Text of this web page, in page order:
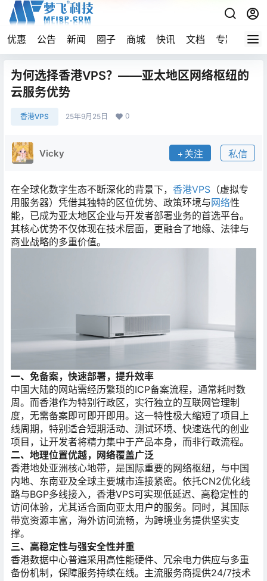
优惠 公告 新闻 圈子 商城 快讯 文档 专题 导航
为何选择香港VPS？——亚太地区网络枢纽的
云服务优势
香港VPS 25年9月25日 0
Vicky 关注 私信
在全球化数字生态不断深化的背景下， 香港VPS （虚拟专
用服务器）凭借其独特的区位优势、政策环境与网络性
能，已成为亚太地区企业与开发者部署业务的首选平台。
其核心优势不仅体现在技术层面，更融合了地缘、法律与
商业战略的多重价值。
一、免备案，快速部署，提升效率
中国大陆的网站需经历繁琐的ICP备案流程，通常耗时数
周。而香港作为特别行政区，实行独立的互联网管理制
度，无需备案即可即开即用。这一特性极大缩短了项目上
线周期，特别适合短期活动、测试环境、快速迭代的创业
项目，让开发者将精力集中于产品本身，而非行政流程。
二、地理位置优越，网络覆盖广泛
香港地处亚洲核心地带，是国际重要的网络枢纽，与中国
内地、东南亚及全球主要城市连接紧密。依托CN2优化线
路与BGP多线接入，香港VPS可实现低延迟、高稳定性的
访问体验，尤其适合面向亚太用户的服务。同时，其国际
带宽资源丰富，海外访问流畅，为跨境业务提供坚实支
撑。
三、高稳定性与强安全性并重
香港数据中心普遍采用高性能硬件、冗余电力供应与多重
备份机制，保障服务持续在线。主流服务商提供24/7技术